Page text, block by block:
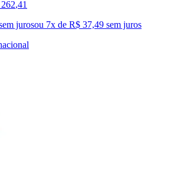
262,41
jurosou 7x de R$ 37,49 sem juros